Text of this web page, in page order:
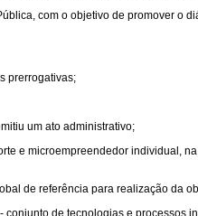
com o objetivo de promover
prerrogativas;
um ato administrativo;
e microempreendedor individual,
de referência para realização da
de tecnologias e